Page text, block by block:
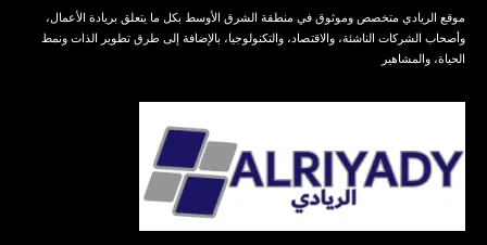
موقع الريادي متخصص وموثوق في منطقة الشرق الأوسط بكل ما يتعلق بريادة الأعمال،
وأصحاب الشركات الناشئة، والاقتصاد، والتكنولوجيا، بالإضافة إلى طرق تطوير الذات ونمط
الحياة، والمشاهير